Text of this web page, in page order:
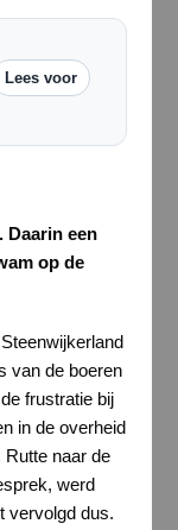
Lees voor
Daarin een
op de
van de boeren
frustratie bij
in de overheid
Rutte naar de
werd
vervolgd dus.